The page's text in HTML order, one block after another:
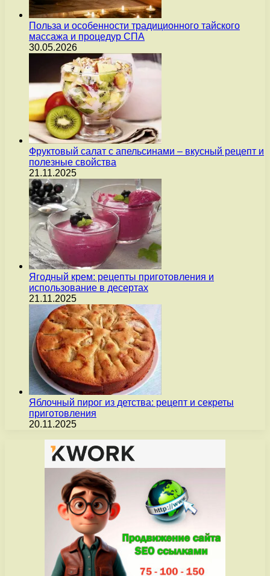
Польза и особенности традиционного тайского
массажа и процедур СПА
30.05.2026
Фруктовый салат с апельсинами – вкусный рецепт и
полезные свойства
21.11.2025
Ягодный крем: рецепты приготовления и
использование в десертах
21.11.2025
Яблочный пирог из детства: рецепт и секреты
приготовления
20.11.2025